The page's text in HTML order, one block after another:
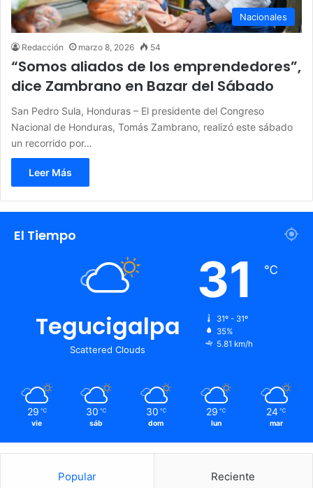
Nacionales
Redacción marzo 8, 2026 54
“Somos aliados de los emprendedores”,
dice Zambrano en Bazar del Sábado
San Pedro Sula, Honduras – El presidente del Congreso
Nacional de Honduras, Tomás Zambrano, realizó este sábado
un recorrido por…
Leer Más
El Tiempo
Tegucigalpa
Scattered Clouds
31 ℃
31º - 31º
35%
5.81 km/h
29 ℃
vie
30 ℃
sáb
30 ℃
dom
29 ℃
lun
24 ℃
mar
Popular Reciente